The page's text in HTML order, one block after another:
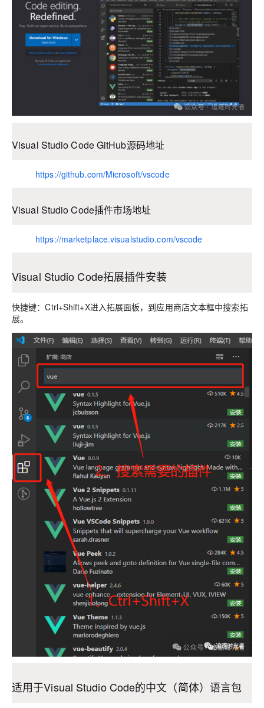
Visual Studio Code GitHub源码地址
https://github.com/Microsoft/vscode
Visual Studio Code插件市场地址
https://marketplace.visualstudio.com/vscode
Visual Studio Code拓展插件安装
快捷键：Ctrl+Shift+X进入拓展面板，到应用商店文本框中搜索拓
展。
适用于Visual Studio Code的中文（简体）语言包